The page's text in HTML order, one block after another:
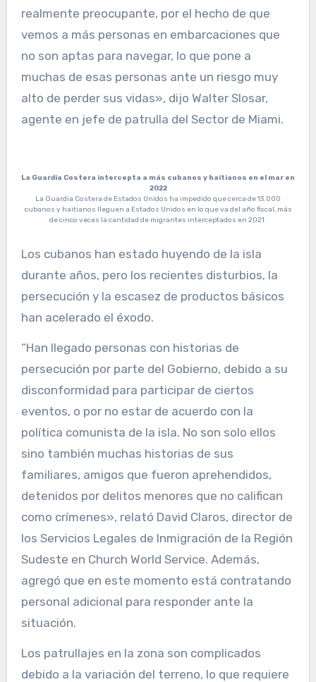
realmente preocupante, por el hecho de que
vemos a más personas en embarcaciones que
no son aptas para navegar, lo que pone a
muchas de esas personas ante un riesgo muy
alto de perder sus vidas», dijo Walter Slosar,
agente en jefe de patrulla del Sector de Miami.
La Guardia Costera intercepta a más cubanos y haitianos en el mar en
2022
La Guardia Costera de Estados Unidos ha impedido que cerca de 13.000
cubanos y haitianos lleguen a Estados Unidos en lo que va del año fiscal, más
de cinco veces la cantidad de migrantes interceptados en 2021.
Los cubanos han estado huyendo de la isla
durante años, pero los recientes disturbios, la
persecución y la escasez de productos básicos
han acelerado el éxodo.
“Han llegado personas con historias de
persecución por parte del Gobierno, debido a su
disconformidad para participar de ciertos
eventos, o por no estar de acuerdo con la
política comunista de la isla. No son solo ellos
sino también muchas historias de sus
familiares, amigos que fueron aprehendidos,
detenidos por delitos menores que no califican
como crímenes», relató David Claros, director de
los Servicios Legales de Inmigración de la Región
Sudeste en Church World Service. Además,
agregó que en este momento está contratando
personal adicional para responder ante la
situación.
Los patrullajes en la zona son complicados
debido a la variación del terreno, lo que requiere